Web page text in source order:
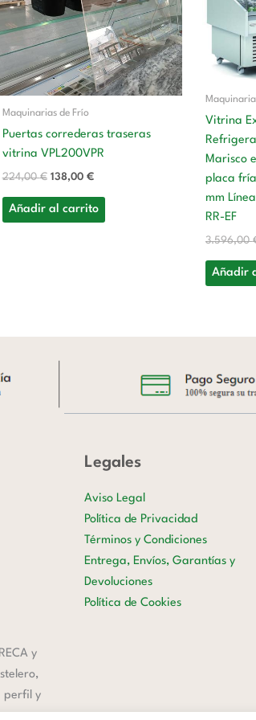
Maquinarias de Frío
Puertas correderas traseras
vitrina VPL200VPR
224,00€
224,00 €.
138,00 €
138,00 €.
Añadir al carrito
Vitrina
Marisco
placa fría
mm
RR-EF
3.596,00
Añadir
y
perfil y
Legales
Aviso Legal
Política de Privacidad
Términos y Condiciones
Entrega, Envíos, Garantías y
Devoluciones
Política de Cookies